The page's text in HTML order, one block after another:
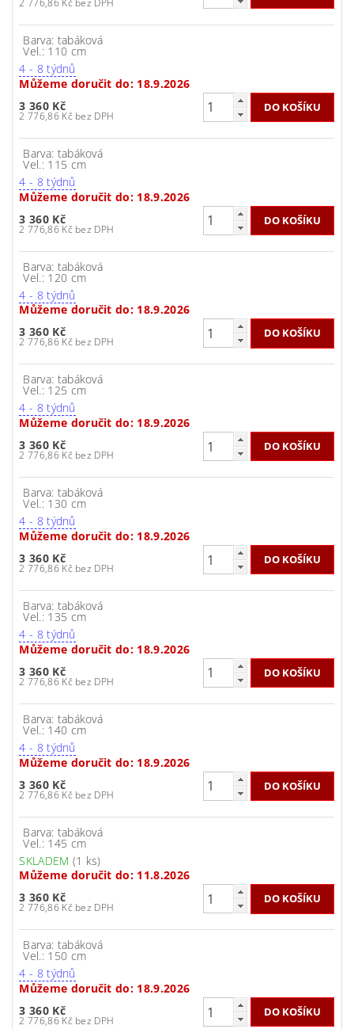
2 776,86 Kč bez DPH
Barva: tabáková
Vel.: 110 cm
4 - 8 týdnů
Můžeme doručit do: 18.9.2026
3 360 Kč
2 776,86 Kč bez DPH
Barva: tabáková
Vel.: 115 cm
4 - 8 týdnů
Můžeme doručit do: 18.9.2026
3 360 Kč
2 776,86 Kč bez DPH
Barva: tabáková
Vel.: 120 cm
4 - 8 týdnů
Můžeme doručit do: 18.9.2026
3 360 Kč
2 776,86 Kč bez DPH
Barva: tabáková
Vel.: 125 cm
4 - 8 týdnů
Můžeme doručit do: 18.9.2026
3 360 Kč
2 776,86 Kč bez DPH
Barva: tabáková
Vel.: 130 cm
4 - 8 týdnů
Můžeme doručit do: 18.9.2026
3 360 Kč
2 776,86 Kč bez DPH
Barva: tabáková
Vel.: 135 cm
4 - 8 týdnů
Můžeme doručit do: 18.9.2026
3 360 Kč
2 776,86 Kč bez DPH
Barva: tabáková
Vel.: 140 cm
4 - 8 týdnů
Můžeme doručit do: 18.9.2026
3 360 Kč
2 776,86 Kč bez DPH
Barva: tabáková
Vel.: 145 cm
SKLADEM (1 ks)
Můžeme doručit do: 11.8.2026
3 360 Kč
2 776,86 Kč bez DPH
Barva: tabáková
Vel.: 150 cm
4 - 8 týdnů
Můžeme doručit do: 18.9.2026
3 360 Kč
2 776,86 Kč bez DPH